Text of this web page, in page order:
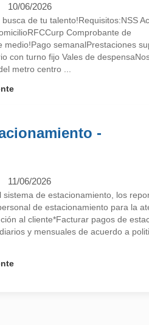
10/06/2026
de tu talento!Requisitos:NSS
Comprobante de
medio!Pago semanalPrestaciones
con turno fijo Vales de
metro centro ...
-
11/06/2026
de estacionamiento, los
de estacionamiento para la
al cliente*Facturar pagos de
y mensuales de acuerdo a